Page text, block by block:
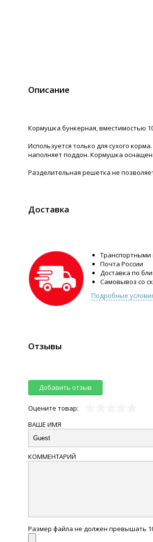
Описание
Кормушка бункерная, вместимостью
Используется только для сухого
наполняет поддон. Кормушка
Разделительная решетка не
Доставка
Транспортными
Почта России
Доставка по
Самовывоз со
Подробные
Отзывы
Добавить отзыв
Оцените товар:
ВАШЕ ИМЯ
КОММЕНТАРИЙ
Размер файла не должен превышать